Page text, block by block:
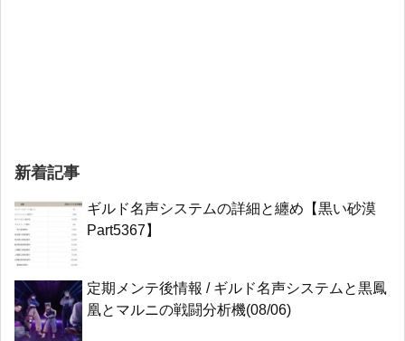
新着記事
ギルド名声システムの詳細と纏め【黒い砂漠
Part5367】
定期メンテ後情報 / ギルド名声システムと黒鳳
凰とマルニの戦闘分析機(08/06)